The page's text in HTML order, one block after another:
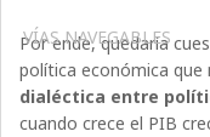
VÍAS NAVEGABLES
Por ende, quedaría
política económica que
dialéctica entre
cuando crece el PIB